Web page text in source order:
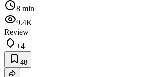
8 min
9.4K
Review
+4
48